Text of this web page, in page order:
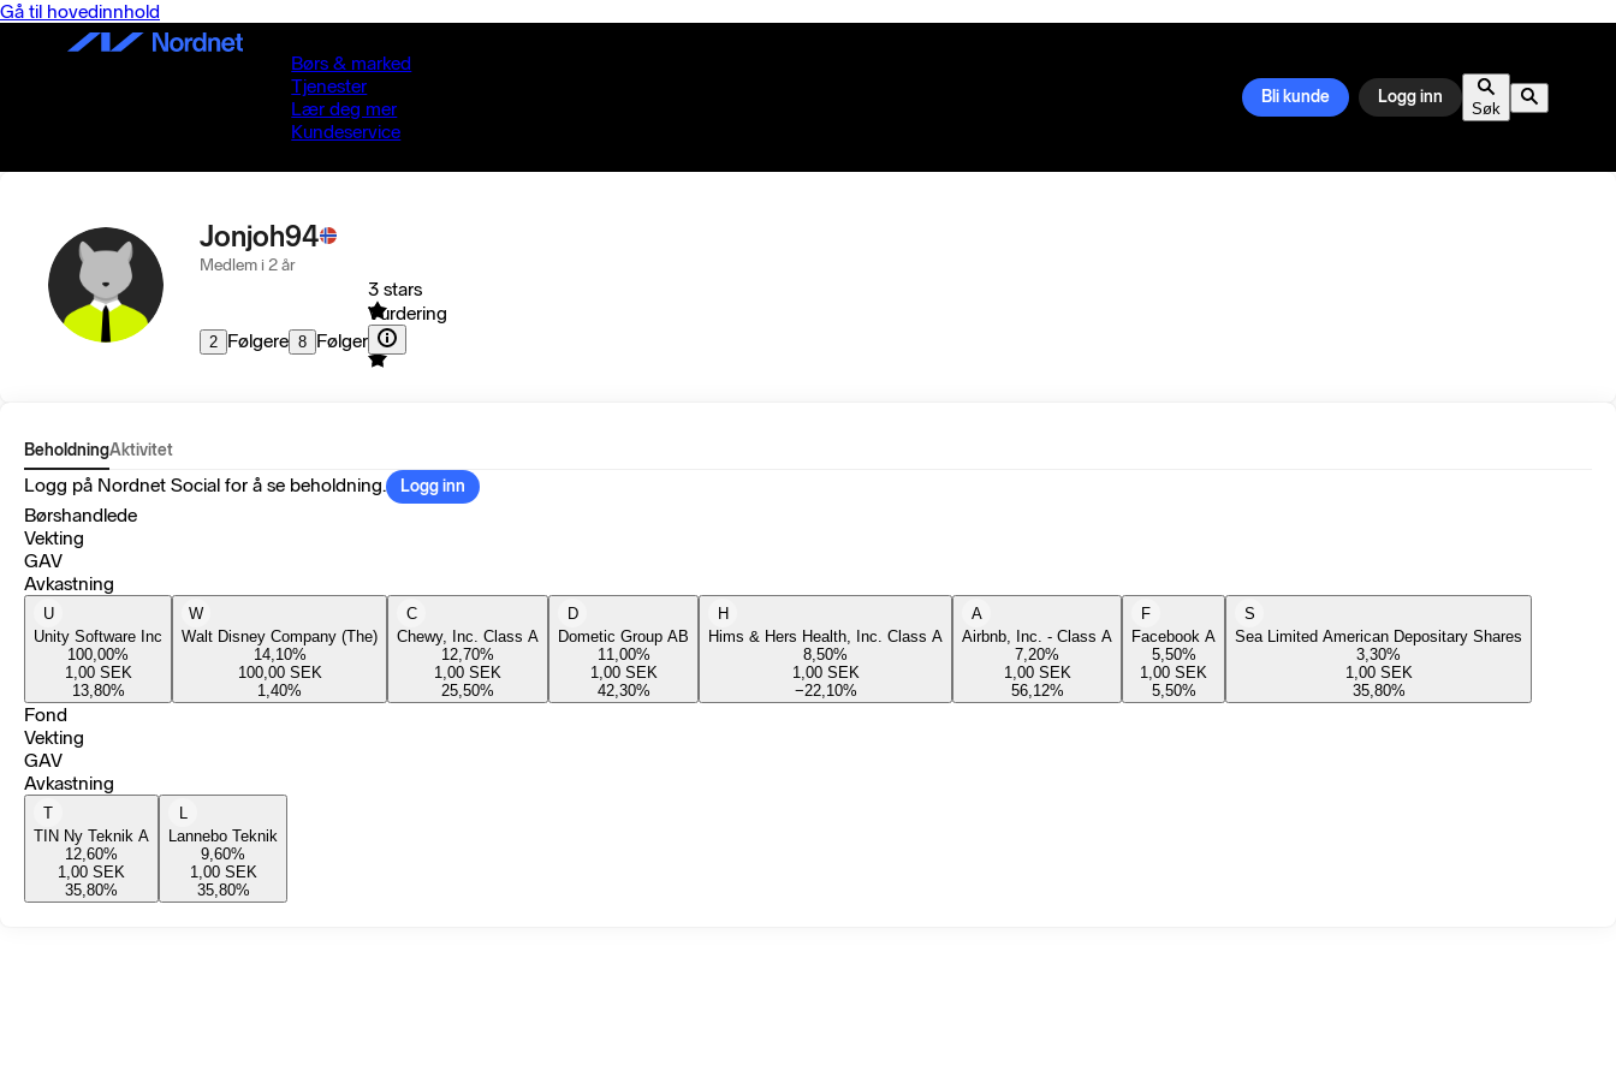
Gå til hovedinnhold
Børs & marked
Tjenester
Lær deg mer
Kundeservice
Bli kunde Logg inn
Søk
Jonjoh94
Medlem i 2 år
2 Følgere 8 Følger
3 stars
Vurdering
BeholdningAktivitet
Logg på Nordnet Social for å se beholdning. Logg inn
Børshandlede
Vekting
GAV
Avkastning
U
Unity Software Inc
100,00%
1,00 SEK
13,80%
W
Walt Disney Company (The)
14,10%
100,00 SEK
1,40%
C
Chewy, Inc. Class A
12,70%
1,00 SEK
25,50%
D
Dometic Group AB
11,00%
1,00 SEK
42,30%
H
Hims & Hers Health, Inc. Class A
8,50%
1,00 SEK
−22,10%
A
Airbnb, Inc. - Class A
7,20%
1,00 SEK
56,12%
F
Facebook A
5,50%
1,00 SEK
5,50%
S
Sea Limited American Depositary Shares
3,30%
1,00 SEK
35,80%
Fond
Vekting
GAV
Avkastning
T
TIN Ny Teknik A
12,60%
1,00 SEK
35,80%
L
Lannebo Teknik
9,60%
1,00 SEK
35,80%